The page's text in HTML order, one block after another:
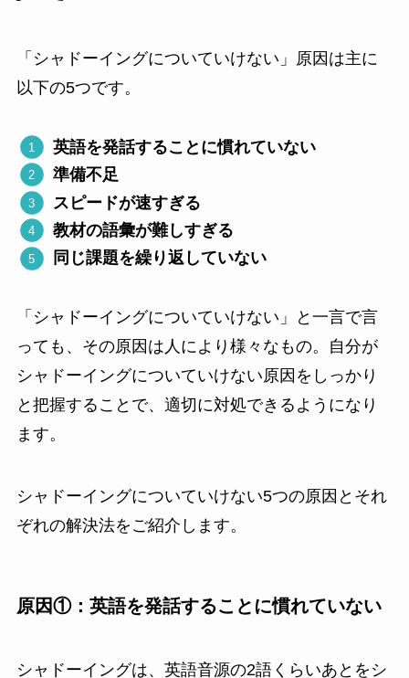
「シャドーイングについていけない」原因は主に
以下の5つです。
英語を発話することに慣れていない
準備不足
スピードが速すぎる
教材の語彙が難しすぎる
同じ課題を繰り返していない
「シャドーイングについていけない」と一言で言
っても、その原因は人により様々なもの。自分が
シャドーイングについていけない原因をしっかり
と把握することで、適切に対処できるようになり
ます。
シャドーイングについていけない5つの原因とそれ
ぞれの解決法をご紹介します。
原因①：英語を発話することに慣れていない
シャドーイングは、英語音源の2語くらいあとをシ